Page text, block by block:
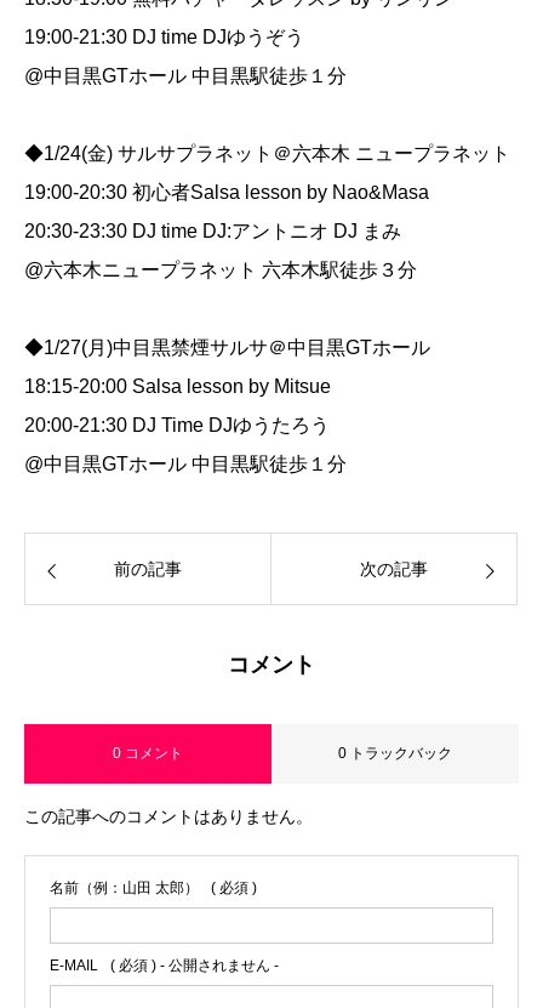
19:00-21:30 DJ time DJゆうぞう
@中目黒GTホール 中目黒駅徒歩１分
◆1/24(金) サルサプラネット＠六本木 ニュープラネット
19:00-20:30 初心者Salsa lesson by Nao&Masa
20:30-23:30 DJ time DJ:アントニオ DJ まみ
@六本木ニュープラネット 六本木駅徒歩３分
◆1/27(月)中目黒禁煙サルサ＠中目黒GTホール
18:15-20:00 Salsa lesson by Mitsue
20:00-21:30 DJ Time DJゆうたろう
@中目黒GTホール 中目黒駅徒歩１分
前の記事 次の記事
コメント
0 コメント 0 トラックバック
この記事へのコメントはありません。
名前（例：山田 太郎） ( 必須 )
E-MAIL ( 必須 ) - 公開されません -